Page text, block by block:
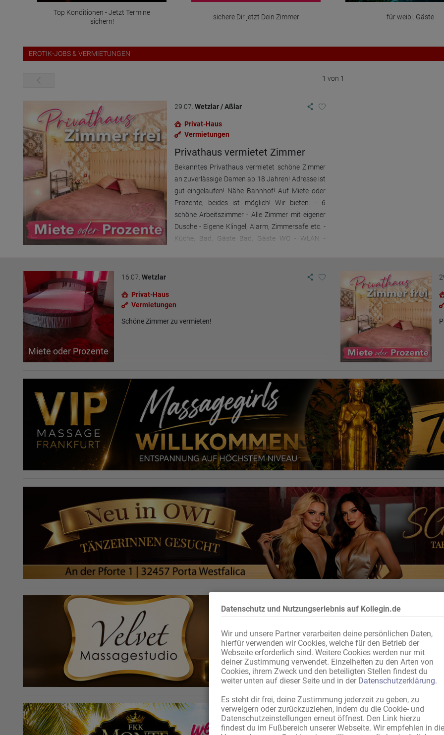
Datenschutz und Nutzungserlebnis auf Kollegin.de
Wir und unsere Partner verarbeiten deine persönlichen Daten,
hierfür verwenden wir Cookies, welche für den Betrieb der
Webseite erforderlich sind. Weitere Cookies werden nur mit
deiner Zustimmung verwendet. Einzelheiten zu den Arten von
Cookies, ihrem Zweck und den beteiligten Stellen findest du
weiter unten auf dieser Seite und in der Datenschutzerklärung.
Es steht dir frei, deine Zustimmung jederzeit zu geben, zu
verweigern oder zurückzuziehen, indem du die Cookie- und
Datenschutzeinstellungen erneut öffnest. Den Link hierzu
findest du im Fußbereich unserer Webseite. Wir empfehlen in die
Top Konditionen - Jetzt Termine
sichere Dir jetzt Dein Zimmer
EROTIK-JOBS & VERMIETUNGEN
1 von 1
29.07. Wetzlar / Aßlar
Privat-Haus
Vermietungen
Privathaus vermietet Zimmer
Bekanntes Privathaus vermietet schöne Zimmer
an zuverlässige Damen ab 18 Jahren! Adresse ist
gut eingelaufen! Nähe Bahnhof! Auf Miete oder
Prozente, beides ist möglich! Wir bieten: - 6
schöne Arbeitszimmer - Alle Zimmer mit eigener
Dusche - Eigene Klingel, Alarm, Zimmersafe etc. -
Küche, Bad, Gäste Bad, Gäste WC - WLAN -
Begleitung ist hier unerwünscht!!! Weitere Infos
Miete oder Prozente
16.07. Wetzlar
Privat-Haus
Vermietungen
Schöne Zimmer zu vermieten!